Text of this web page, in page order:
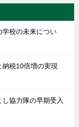
学校の未来につい
税10倍増の実現
協力隊の早期受入